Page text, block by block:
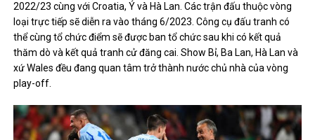
2022/23 cùng với Croatia, Ý và Hà Lan. Các trận đấu thuộc vòng
loại trực tiếp sẽ diễn ra vào tháng 6/2023. Công cụ đấu tranh có
thể cùng tổ chức điểm sẽ được ban tổ chức sau khi có kết quả
thăm dò và kết quả tranh cử đăng cai. Show Bỉ, Ba Lan, Hà Lan và
xứ Wales đều đang quan tâm trở thành nước chủ nhà của vòng
play-off.